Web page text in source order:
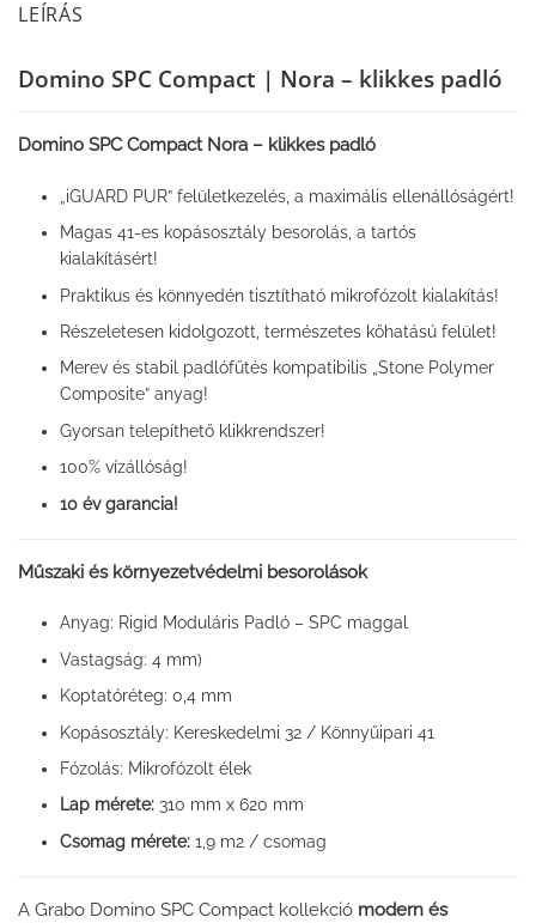
LEÍRÁS
Domino SPC Compact | Nora – klikkes padló
Domino SPC Compact Nora – klikkes padló
„iGUARD PUR” felületkezelés, a maximális ellenállóságért!
Magas 41-es kopásosztály besorolás, a tartós
kialakításért!
Praktikus és könnyedén tisztítható mikrofózolt kialakítás!
Részeletesen kidolgozott, természetes kőhatású felület!
Merev és stabil padlófűtés kompatibilis „Stone Polymer
Composite” anyag!
Gyorsan telepíthető klikkrendszer!
100% vízállóság!
10 év garancia!
Műszaki és környezetvédelmi besorolások
Anyag: Rigid Moduláris Padló – SPC maggal
Vastagság: 4 mm)
Koptatóréteg: 0,4 mm
Kopásosztály: Kereskedelmi 32 / Könnyűipari 41
Fózolás: Mikrofózolt élek
Lap mérete:310 mm x 620 mm
Csomag mérete:1,9 m2 / csomag
A Grabo Domino SPC Compact kollekció modern és